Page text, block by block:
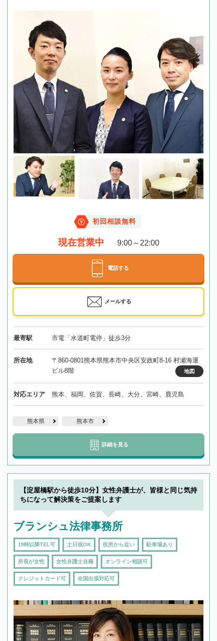
初回相談無料
現在営業中 9:00～22:00
電話する
メールする
最寄駅 市電「水道町電停」徒歩3分
所在地
〒860-0801熊本県熊本市中央区安政町8-16 村瀬海運
ビル8階
地図
対応エリア 熊本、福岡、佐賀、長崎、大分、宮崎、鹿児島
熊本県 熊本市
詳細を見る
【淀屋橋駅から徒歩10分】女性弁護士が、皆様と同じ気持
ちになって解決策をご提案します
ブランシュ法律事務所
19時以降TEL可 土日祝OK 役所から近い 駐車場あり
所長が女性 女性弁護士在籍 オンライン相談可
クレジットカード可 全国出張対応可